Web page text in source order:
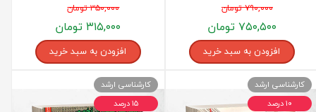
۷۹۰,۰۰۰ تومان
۷۵۰,۵۰۰ تومان
افزودن به سبد خرید
۳۵۰,۰۰۰ تومان
۳۱۵,۰۰۰ تومان
افزودن به سبد خرید
کارشناسی ارشد
۱۰ درصد
کارشناسی ارشد
۱۵ درصد